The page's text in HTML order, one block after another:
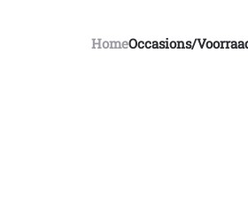
HomeOccasions/